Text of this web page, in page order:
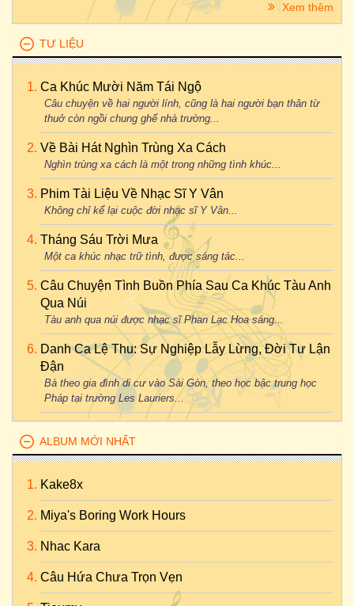
Xem thêm
TƯ LIỆU
Ca Khúc Mười Năm Tái Ngộ
Câu chuyện về hai người lính, cũng là hai người bạn thân từ
thuở còn ngồi chung ghế nhà trường...
Về Bài Hát Nghìn Trùng Xa Cách
Nghìn trùng xa cách là một trong những tình khúc...
Phim Tài Liệu Về Nhạc Sĩ Y Vân
Không chỉ kể lại cuộc đời nhạc sĩ Y Vân...
Tháng Sáu Trời Mưa
Một ca khúc nhạc trữ tình, được sáng tác...
Câu Chuyện Tình Buồn Phía Sau Ca Khúc Tàu Anh
Qua Núi
Tàu anh qua núi được nhạc sĩ Phan Lạc Hoa sáng...
Danh Ca Lệ Thu: Sự Nghiệp Lẫy Lừng, Đời Tư Lận
Đận
Bà theo gia đình di cư vào Sài Gòn, theo học bậc trung học
Pháp tại trường Les Lauriers...
ALBUM MỚI NHẤT
Kake8x
Miya's Boring Work Hours
Nhac Kara
Câu Hứa Chưa Trọn Vẹn